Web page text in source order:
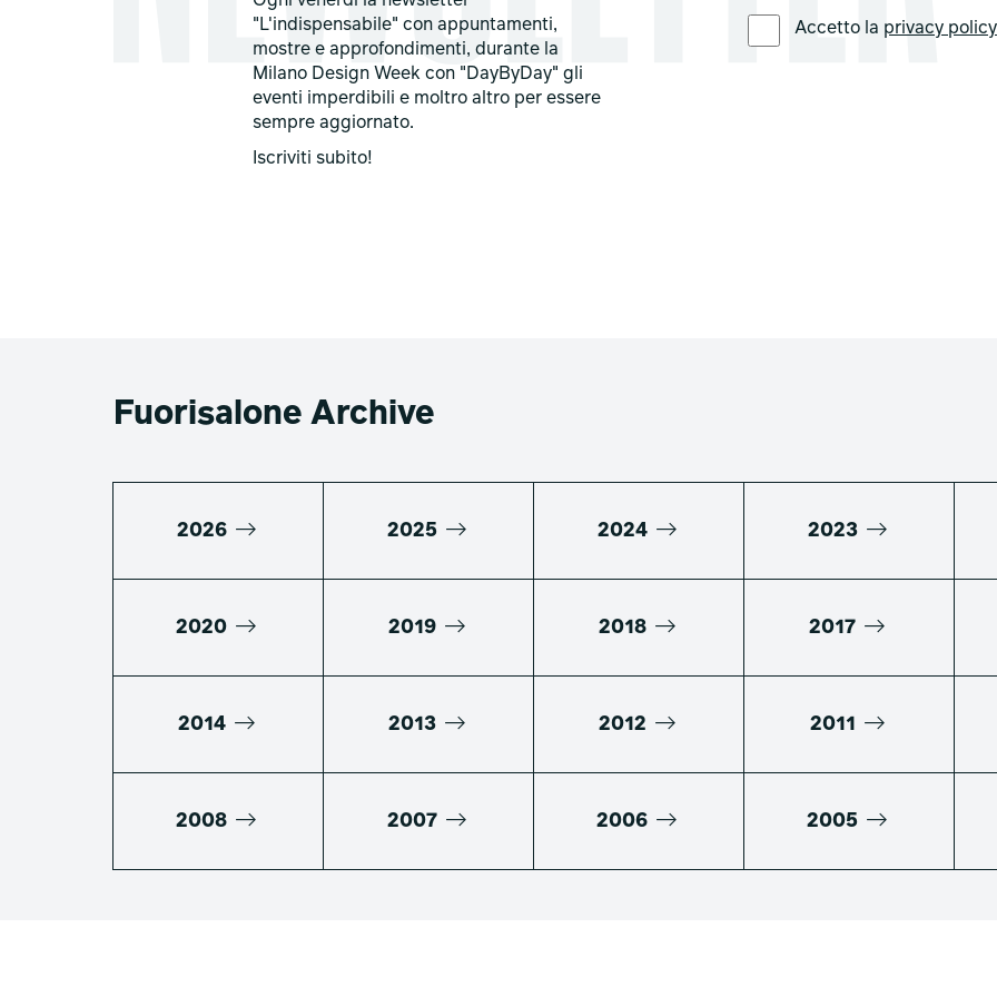
"L'indispensabile" con appuntamenti,
mostre e approfondimenti, durante la
Milano Design Week con "DayByDay" gli
eventi imperdibili e moltro altro per essere
sempre aggiornato.
Iscriviti subito!
Accetto la privacy policy
Fuorisalone Archive
2026 2025 2024 2023
2020 2019 2018 2017
2014 2013 2012 2011
2008 2007 2006 2005